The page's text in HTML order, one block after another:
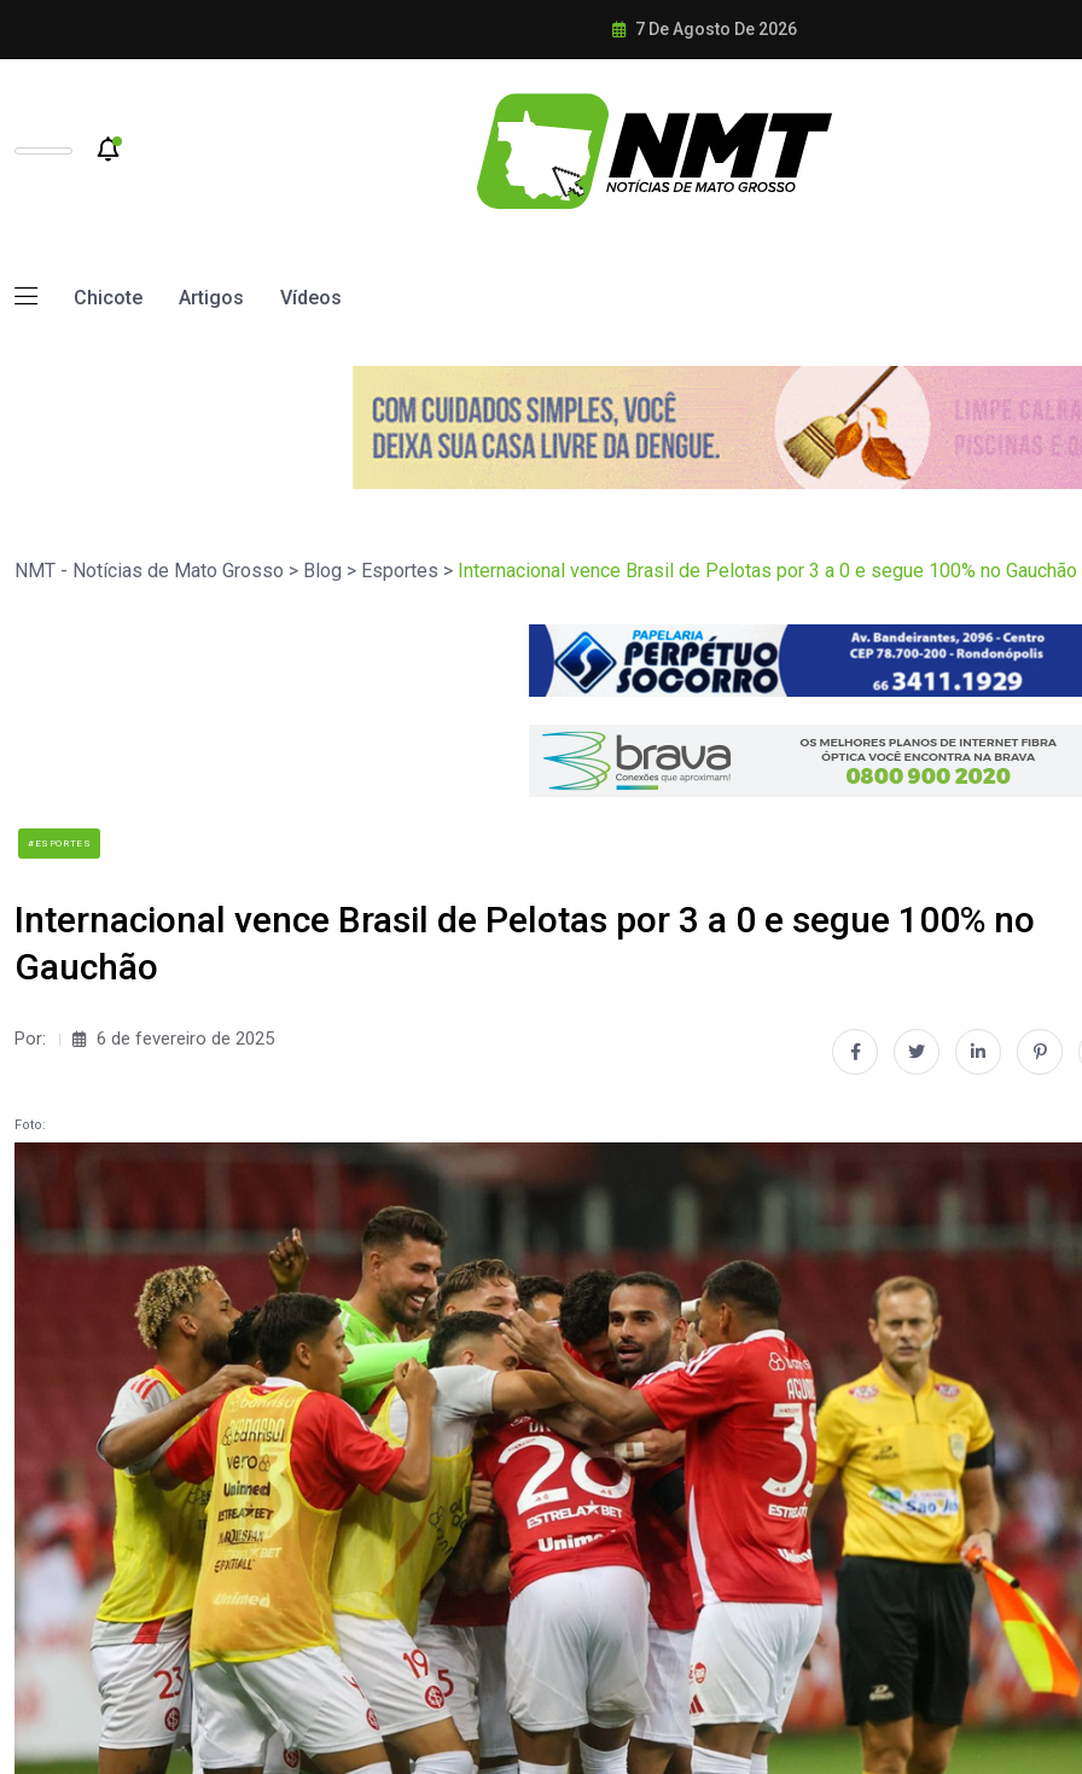
7 De Agosto De 2026
Chicote Artigos Vídeos
NMT - Notícias de Mato Grosso > Blog > Esportes > Internacional vence Brasil de Pelotas por 3 a 0 e segue 100% no Gauchão
#ESPORTES
Internacional vence Brasil de Pelotas por 3 a 0 e segue 100% no
Gauchão
Por: 6 de fevereiro de 2025
Foto: